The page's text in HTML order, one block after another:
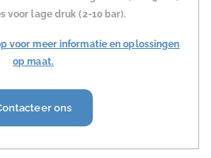
voor lage druk (2-10 bar).
voor meer informatie en oplossingen
op maat.
ons